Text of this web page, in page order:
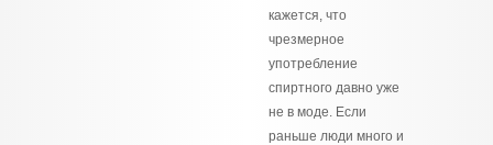
кажется, что
чрезмерное
употребление
спиртного давно уже
не в моде. Если
раньше люди много и